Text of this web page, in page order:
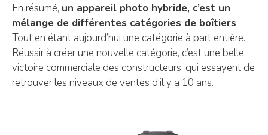
En résumé, un appareil photo hybride, c’est un
mélange de différentes catégories de boîtiers.
Tout en étant aujourd’hui une catégorie à part entière.
Réussir à créer une nouvelle catégorie, c’est une belle
victoire commerciale des constructeurs, qui essayent de
retrouver les niveaux de ventes d’il y a 10 ans.